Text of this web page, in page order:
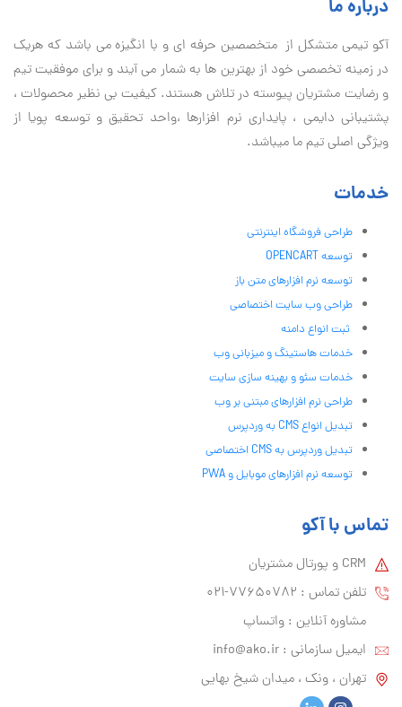
درباره ما
آكو تيمی متشکل از متخصصین حرفه ای و با انگیزه می باشد که هریک
در زمینه تخصصی خود از بهترین ها به شمار می آیند و برای موفقیت تيم
و رضایت مشتریان پیوسته در تلاش هستند. کیفیت بی نظير محصولات ،
پشتیبانی دايمی ، پایداری نرم افزارها ،واحد تحقیق و توسعه پویا از
ویژگی اصلی تیم ما میباشد.
خدمات
طراحی فروشگاه اینترنتی
توسعه OPENCART
توسعه نرم افزارهای متن باز
طراحی وب سایت اختصاصی
ثبت انواع دامنه
خدمات هاستینگ و میزبانی وب
خدمات سئو و بهینه سازی سایت
طراحی نرم افزارهای مبتنی بر وب
تبدیل انواع CMS به وردپرس
تبدیل وردپرس به CMS اختصاصی
توسعه نرم افزارهای موبایل و PWA
تماس با آکو
CRM و پورتال مشتریان
تلفن تماس :‌ 77650782-021
مشاوره آنلاین : واتساپ
ایمیل سازمانی :‌ info@ako.ir
تهران ، ونک ، میدان شیخ بهایی